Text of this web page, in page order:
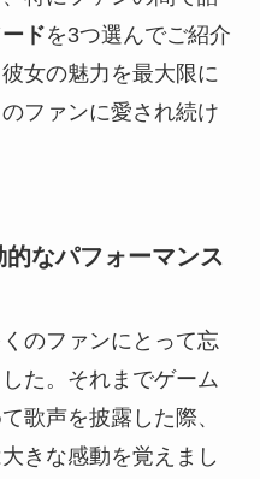
ドを3つ選んでご紹介
女の魅力を最大限に
ファンに愛され続け
なパフォーマンス
のファンにとって忘
た。それまでゲーム
歌声を披露した際、
きな感動を覚えまし